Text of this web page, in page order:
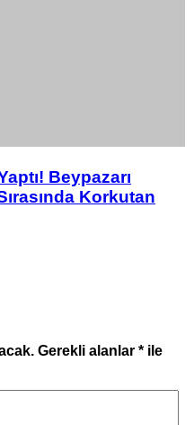
Beypazarı
Korkutan
Gerekli alanlar * ile